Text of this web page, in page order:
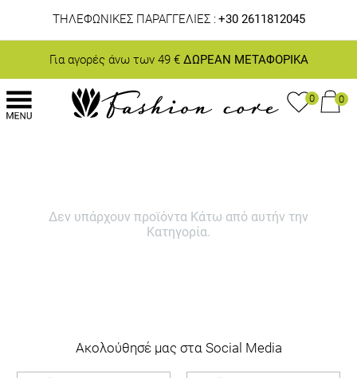
ΤΗΛΕΦΩΝΙΚΕΣ ΠΑΡΑΓΓΕΛΙΕΣ : +30 2611812045
Για αγορές άνω των 49 € ΔΩΡΕΑΝ ΜΕΤΑΦΟΡΙΚΑ
0 0
Δεν υπάρχουν προϊόντα Κάτω από αυτήν την
Κατηγορία.
Ακολούθησέ μας στα Social Media